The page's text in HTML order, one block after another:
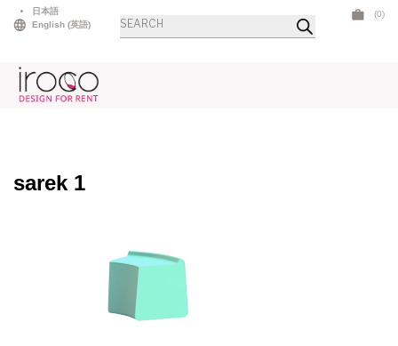
日本語
English (英語)
商
品
(0)
sarek 1